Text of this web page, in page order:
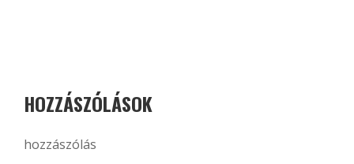
HOZZÁSZÓLÁSOK
hozzászólás